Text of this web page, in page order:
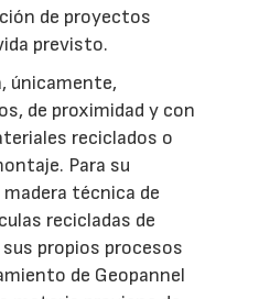
de proyectos
previsto.
únicamente,
de proximidad y con
reciclados o
Para su
técnica de
recicladas de
propios procesos
de Geopannel